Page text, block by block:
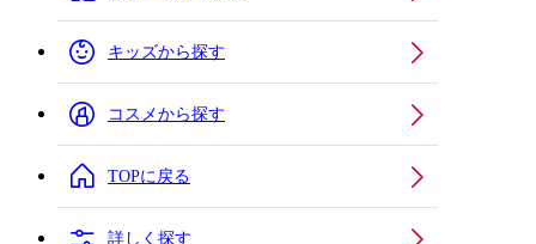
キッズから探す
コスメから探す
TOPに戻る
詳しく探す